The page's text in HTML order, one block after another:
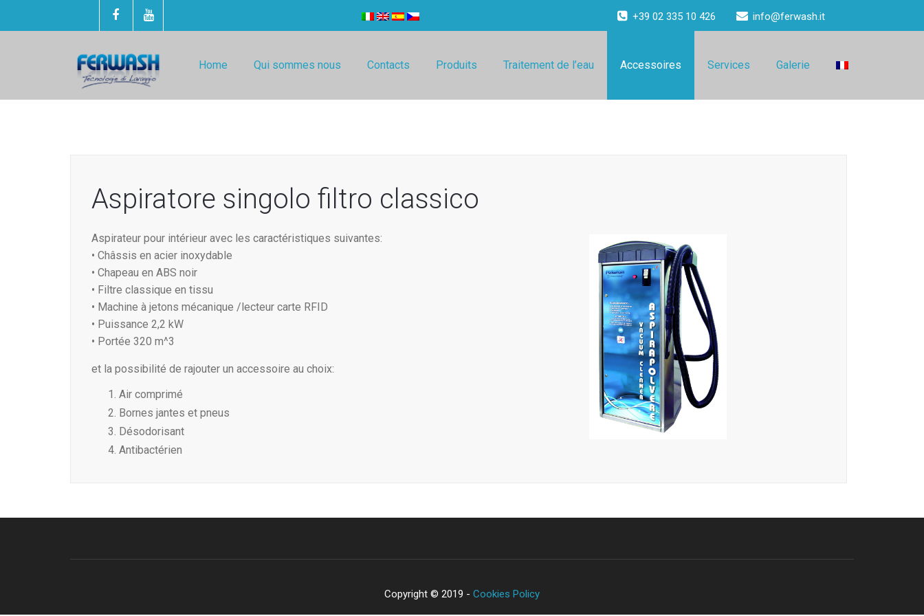
+39 02 335 10 426 info@ferwash.it
Home Qui sommes nous Contacts Produits Traitement de l’eau Accessoires Services Galerie
Aspiratore singolo filtro classico
Aspirateur pour intérieur avec les caractéristiques suivantes:
• Châssis en acier inoxydable
• Chapeau en ABS noir
• Filtre classique en tissu
• Machine à jetons mécanique /lecteur carte RFID
• Puissance 2,2 kW
• Portée 320 m^3
et la possibilité de rajouter un accessoire au choix:
Air comprimé
Bornes jantes et pneus
Désodorisant
Antibactérien
Copyright © 2019 - Cookies Policy